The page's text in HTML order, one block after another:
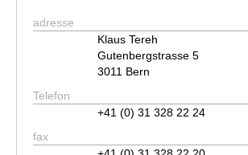
adresse
Klaus Tereh
Gutenbergstrasse 5
3011 Bern
Telefon
+41 (0) 31 328 22 24
fax